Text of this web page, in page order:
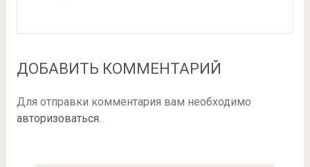
ДОБАВИТЬ КОММЕНТАРИЙ
Для отправки комментария вам необходимо
авторизоваться